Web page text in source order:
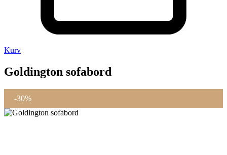
Kurv
Goldington sofabord
-30%